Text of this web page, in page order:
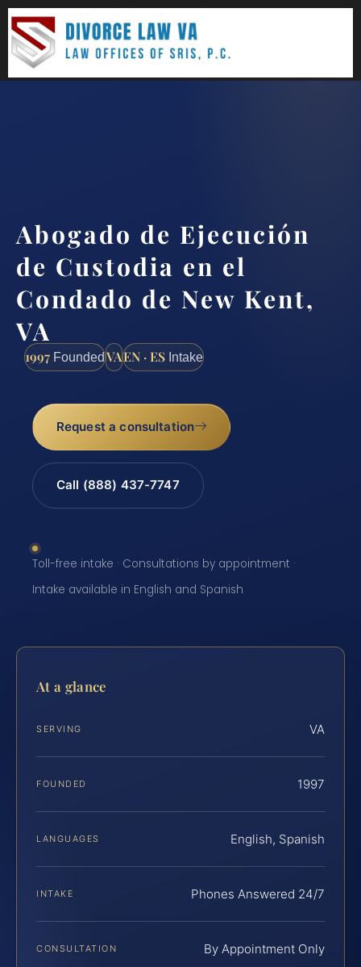
Abogado de Ejecución
de Custodia en el
Condado de New Kent,
VA
1997 FoundedVAEN · ES Intake
Request a consultation
Call (888) 437-7747
Toll-free intake · Consultations by appointment ·
Intake available in English and Spanish
At a glance
SERVING VA
FOUNDED 1997
LANGUAGES English, Spanish
INTAKE Phones Answered 24/7
CONSULTATION By Appointment Only